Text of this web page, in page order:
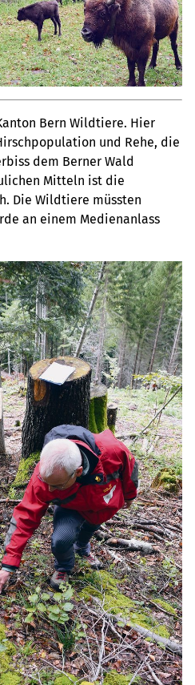
Bern Wildtiere. Hier
und Rehe, die
dem Berner Wald
Mitteln ist die
Die Wildtiere müssten
an einem Medienanlass